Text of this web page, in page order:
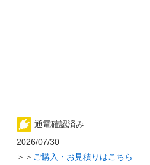
通電確認済み
2026/07/30
＞＞ ご購入・お見積りはこちら